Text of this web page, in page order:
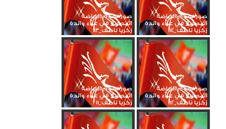
صور نجوم الرياضة
المصرية في عزاء والدة
زكريا ناصف_14
صور نجوم الرياضة
المصرية في عزاء والدة
زكريا ناصف_13
صور نجوم الرياضة
المصرية في عزاء والدة
زكريا ناصف_12
صور نجوم الرياضة
المصرية في عزاء والدة
زكريا ناصف_11